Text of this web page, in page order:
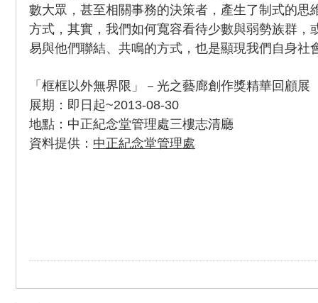
數大眾，甚至相關事務的決策者，產生了制式的思
方式，其實，我們如何寬容看待少數與弱勢族群，
易與他們聯結、共鳴的方式，也是顯現我們自身社
「框框以外無界限」－光之藝廊創作獎精華回顧展
展期：即日起~2013-08-30
地點：中正紀念堂管理處三樓志清廳
資料提供： 中正紀念堂管理處